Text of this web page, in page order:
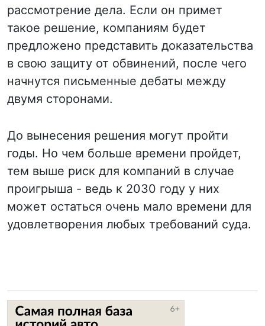
рассмотрение дела. Если он примет
такое решение, компаниям будет
предложено представить доказательства
в свою защиту от обвинений, после чего
начнутся письменные дебаты между
двумя сторонами.
До вынесения решения могут пройти
годы. Но чем больше времени пройдет,
тем выше риск для компаний в случае
проигрыша - ведь к 2030 году у них
может остаться очень мало времени для
удовлетворения любых требований суда.